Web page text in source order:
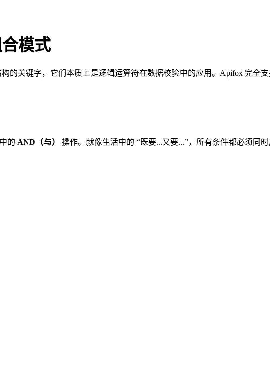
模式
构的关键字，它们本质上是逻辑运算符在数据校验中的应用。Apifox 完全
的 AND（与） 操作。就像生活中的 “既要...又要...”，所有条件都必须同